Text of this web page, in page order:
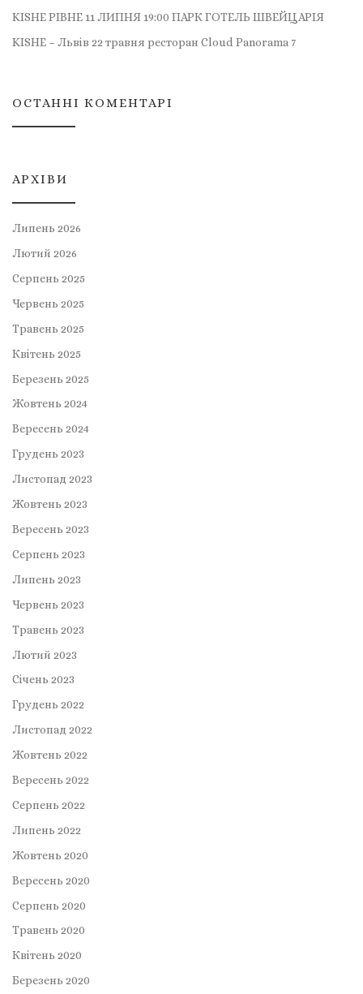
KISHE РІВНЕ 11 ЛИПНЯ 19:00 ПАРК ГОТЕЛЬ ШВЕЙЦАРІЯ
KISHE – Львів 22 травня ресторан Cloud Panorama 7
ОСТАННІ КОМЕНТАРІ
АРХІВИ
Липень 2026
Лютий 2026
Серпень 2025
Червень 2025
Травень 2025
Квітень 2025
Березень 2025
Жовтень 2024
Вересень 2024
Грудень 2023
Листопад 2023
Жовтень 2023
Вересень 2023
Серпень 2023
Липень 2023
Червень 2023
Травень 2023
Лютий 2023
Січень 2023
Грудень 2022
Листопад 2022
Жовтень 2022
Вересень 2022
Серпень 2022
Липень 2022
Жовтень 2020
Вересень 2020
Серпень 2020
Травень 2020
Квітень 2020
Березень 2020